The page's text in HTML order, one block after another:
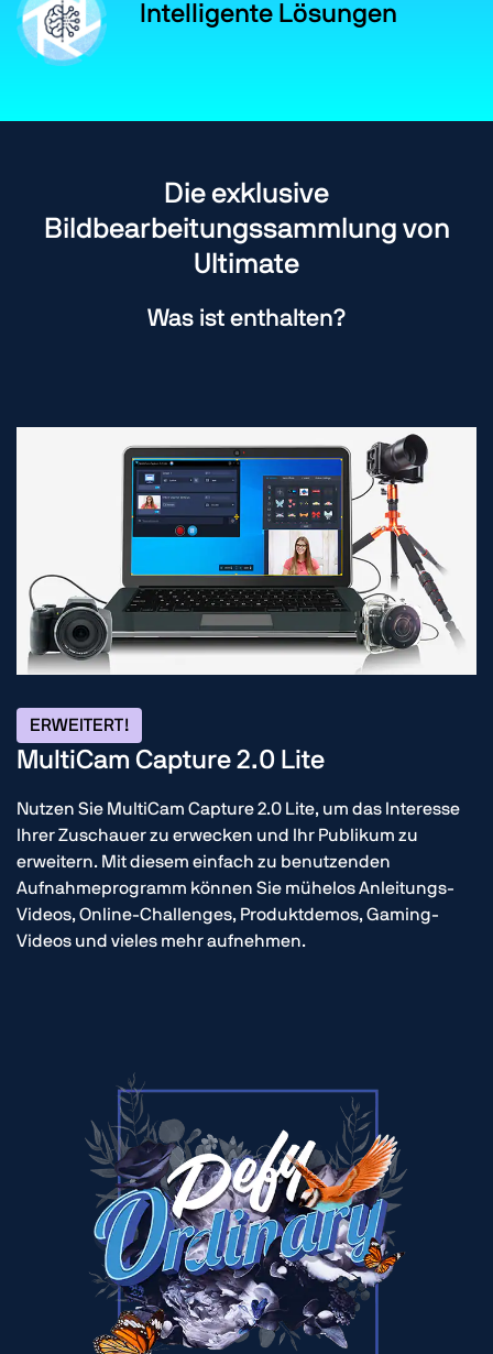
Intelligente Lösungen
Die exklusive
Bildbearbeitungssammlung von
Ultimate
Was ist enthalten?
ERWEITERT!
MultiCam Capture 2.0 Lite
Nutzen Sie MultiCam Capture 2.0 Lite, um das Interesse
Ihrer Zuschauer zu erwecken und Ihr Publikum zu
erweitern. Mit diesem einfach zu benutzenden
Aufnahmeprogramm können Sie mühelos Anleitungs-
Videos, Online-Challenges, Produktdemos, Gaming-
Videos und vieles mehr aufnehmen.